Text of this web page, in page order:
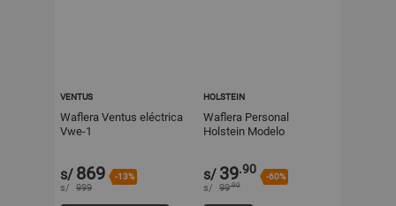
VENTUS
Waflera Ventus eléctrica
Vwe-1
s/ 869 -13%
s/ 999
HOLSTEIN
Waflera Personal
Holstein Modelo
s/ 39.90
-60%
s/ 99.90